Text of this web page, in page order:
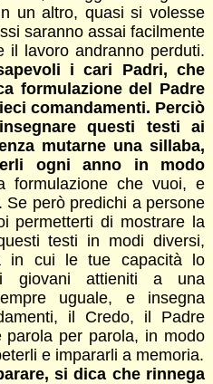
un altro, quasi si volesse
saranno assai facilmente
il lavoro andranno perduti.
i cari Padri, che
formulazione del Padre
comandamenti. Perciò
questi testi ai
mutarne una sillaba,
ogni anno in modo
formulazione che vuoi, e
però predichi a persone
permetterti di mostrare la
testi in modi diversi,
in cui le tue capacità lo
giovani attieniti a una
uguale, e insegna
il Credo, il Padre
per parola, in modo
e impararli a memoria.
si dica che rinnega